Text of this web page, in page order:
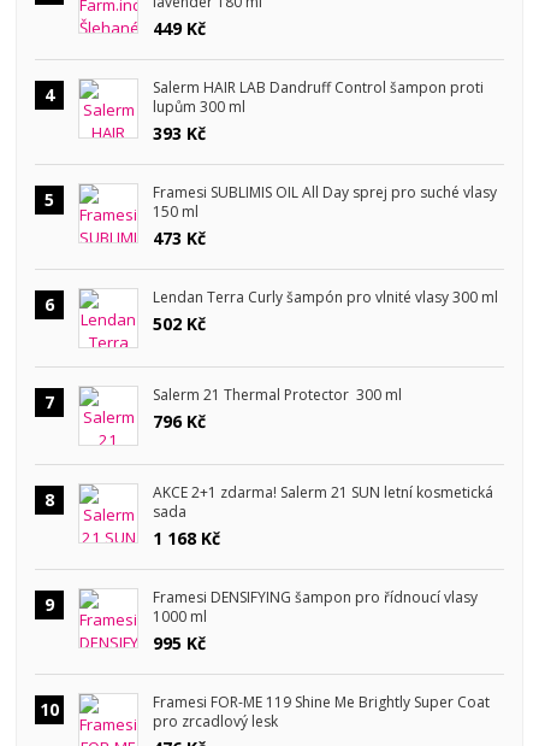
449 Kč
4
Salerm HAIR LAB Dandruff Control šampon proti
lupům 300 ml
393 Kč
5
Framesi SUBLIMIS OIL All Day sprej pro suché vlasy
150 ml
473 Kč
6 Lendan Terra Curly šampón pro vlnité vlasy 300 ml
502 Kč
7 Salerm 21 Thermal Protector 300 ml
796 Kč
8
AKCE 2+1 zdarma! Salerm 21 SUN letní kosmetická
sada
1 168 Kč
9
Framesi DENSIFYING šampon pro řídnoucí vlasy
1000 ml
995 Kč
10
Framesi FOR-ME 119 Shine Me Brightly Super Coat
pro zrcadlový lesk